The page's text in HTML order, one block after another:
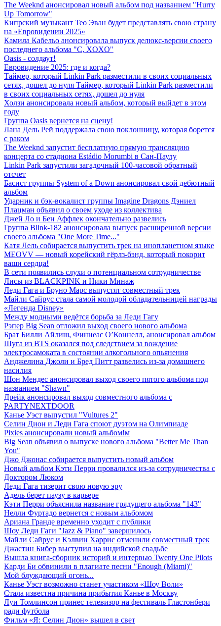
The Weeknd анонсировал новый альбом под названием "Hurry
Up Tomorrow"
Кипрский музыкант Тео Эван будет представлять свою страну
на «Евровидении 2025»
Камила Кабельо анонсировала выпуск делюкс-версии своего
последнего альбома "C, XOXO"
Oasis - солдаут!
Евровидение 2025: где и когда?
Таймер, который Linkin Park разместили в своих социальных
сетях, дошел до нуля Таймер, который Linkin Park разместили
в своих социальных сетях, дошел до нуля
Холзи анонсировала новый альбом, который выйдет в этом
году
Группа Oasis вернется на сцену!
Лана Дель Рей поддержала свою поклонницу, которая борется
с раком
The Weeknd запустит бесплатную прямую трансляцию
концерта со стадиона Estádio Morumbi в Сан-Паулу
Linkin Park запустили загадочный 100-часовой обратный
отсчет
Басист группы System of a Down анонсировал свой дебютный
альбом
Ударник и бэк-вокалист группы Imagine Dragons Дэниел
Плацман объявил о своем уходе из коллектива
Джей Ло и Бен Аффлек окончательно развелись
Группа Blink-182 анонсировала выпуск расширенной версии
своего альбома "One More Time..."
Катя Лель собирается выпустить трек на инопланетном языке
MEOVV — новый корейский гёрлз-бэнд, который покорит
ваши сердца!
В сети появились слухи о потенциальном сотрудничестве
Лисы из BLACKPINK и Ники Минаж
Леди Гага и Бруно Марс выпустят совместный трек
Майли Сайрус стала самой молодой обладательницей награды
«Легенда Disney»
Между модными ведётся борьба за Леди Гагу
Рэпер Big Sean отложил выход своего нового альбома
Брат Билли Айлиш, Финнеас О’Коннелл, анонсировал альбом
Шуга из BTS оказался под следствием за вождение
электросамоката в состоянии алкогольного опьянения
Анджелина Джоли и Бред Питт развелись из-за домашнего
насилия
Шон Мендес анонсировал выход своего пятого альбома под
названием "Shawn"
Дрейк анонсировал выход совместного альбома с
PARTYNEXTDOOR
Канье Уэст выпустил "Vultures 2"
Селин Дион и Леди Гага споют дуэтом на Олимпиаде
Pixies анонсировали новый альбом!м
Big Sean объявил о выпуске нового альбома "Better Me Than
You"
Джо Джонас собирается выпустить новый альбом
Новый альбом Кэти Перри провалился из-за сотрудничества с
Доктором Люком
Леди Гага тизерит свою новую эру
Адель берет паузу в карьере
Кэти Перри объяснила название грядущего альбома "143"
Нелли Фуртадо вернется с новым альбомом
Ариана Гранде временно уходит с публики
Шоу Леди Гаги "Jazz & Piano" завершилось
Майли Сайрус и Кэлвин Харрис отменили совместный трек
Джастин Бибер выступил на индийской свадьбе
Вышла книга-сборник историй и интервью Twenty One Pilots
Карди Би обвинили в плагиате песни "Enough (Miami)"
Мой блуждающий огонь...
Канье Уэст возможно станет участиком «Шоу Воли»
Стала известна причина прибытия Канье в Москву
Луи Томлинсон принес телевизор на фестиваль Гластонбери
ради футбола
Фильм «Я: Селин Дион» вышел в свет